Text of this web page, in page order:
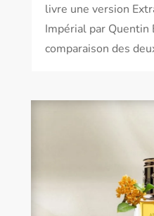
livre une version
Impérial par Quentin
comparaison des